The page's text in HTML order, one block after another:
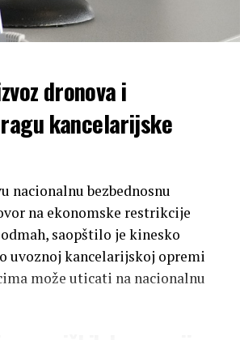
dronova i
kancelarijske
nacionalnu bezbednosnu
na ekonomske restrikcije
saopštilo je kinesko
uvoznoj kancelarijskoj opremi
može uticati na nacionalnu